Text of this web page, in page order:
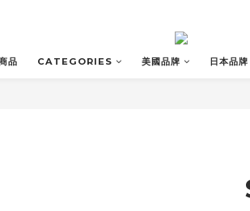
品 CATEGORIES 美國品牌 日本品牌